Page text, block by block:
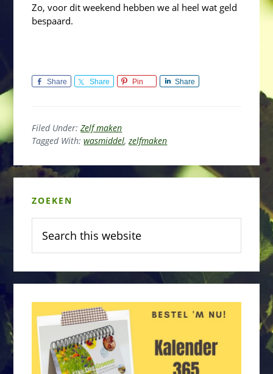
Zo, voor dit weekend hebben we al heel wat geld
bespaard.
Share Share Pin Share
Filed Under:Zelf maken
Tagged With:wasmiddel,zelfmaken
Sidebar
ZOEKEN
this
website